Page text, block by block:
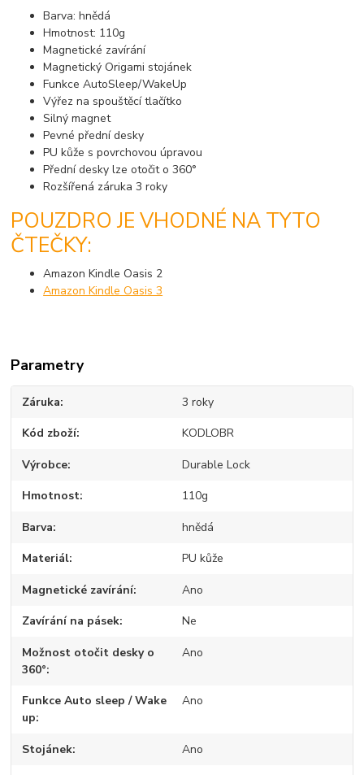
Barva: hnědá
Hmotnost: 110g
Magnetické zavírání
Magnetický Origami stojánek
Funkce AutoSleep/WakeUp
Výřez na spouštěcí tlačítko
Silný magnet
Pevné přední desky
PU kůže s povrchovou úpravou
Přední desky lze otočit o 360°
Rozšířená záruka 3 roky
POUZDRO JE VHODNÉ NA TYTO
ČTEČKY:
Amazon Kindle Oasis 2
Amazon Kindle Oasis 3
Parametry
Záruka 3 roky
Kód zboží KODLOBR
Výrobce Durable Lock
Hmotnost 110g
Barva hnědá
Materiál PU kůže
Magnetické zavírání Ano
Zavírání na pásek Ne
Možnost otočit desky o
360°
Ano
Funkce Auto sleep / Wake
up
Ano
Stojánek Ano